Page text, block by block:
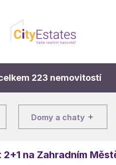
223 nemovitostí
Domy a chaty
na Zahradním